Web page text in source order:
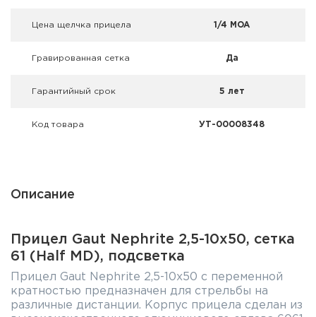
Цена щелчка прицела 1/4 MOA
Гравированная сетка Да
Гарантийный срок 5 лет
Код товара УТ-00008348
Описание
Прицел Gaut Nephrite 2,5-10x50, сетка
61 (Half MD), подсветка
Прицел Gaut Nephrite 2,5-10x50 с переменной
кратностью предназначен для стрельбы на
различные дистанции. Корпус прицела сделан из